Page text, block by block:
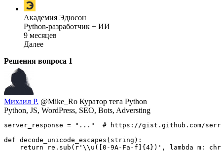
Академия Эдюсон
Python-разработчик + ИИ
9 месяцев
Далее
Решения вопроса 1
Михаил Р. @Mike_Ro Куратор тега Python
Python, JS, WordPress, SEO, Bots, Adversting
server_response = "..."  # https://gist.github.com/
def decode_unicode_escapes(string):
return re.sub(r'\\u([0-9A-Fa-f]{4})', lambda m: